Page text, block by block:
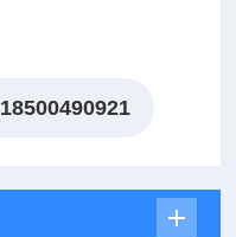
18500490921